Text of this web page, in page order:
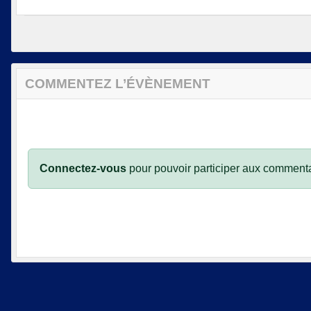
COMMENTEZ L’ÉVÈNEMENT
Connectez-vous pour pouvoir participer aux